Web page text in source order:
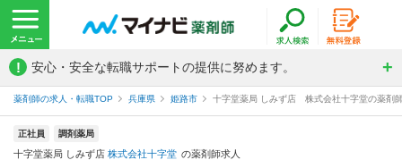
! 安心・安全な転職サポートの提供に努めます。
薬剤師の求人・転職TOP 兵庫県 姫路市 十字堂薬局 しみず店 株式会社十字堂の薬剤
正社員 調剤薬局
十字堂薬局 しみず店 株式会社十字堂 の薬剤師求人